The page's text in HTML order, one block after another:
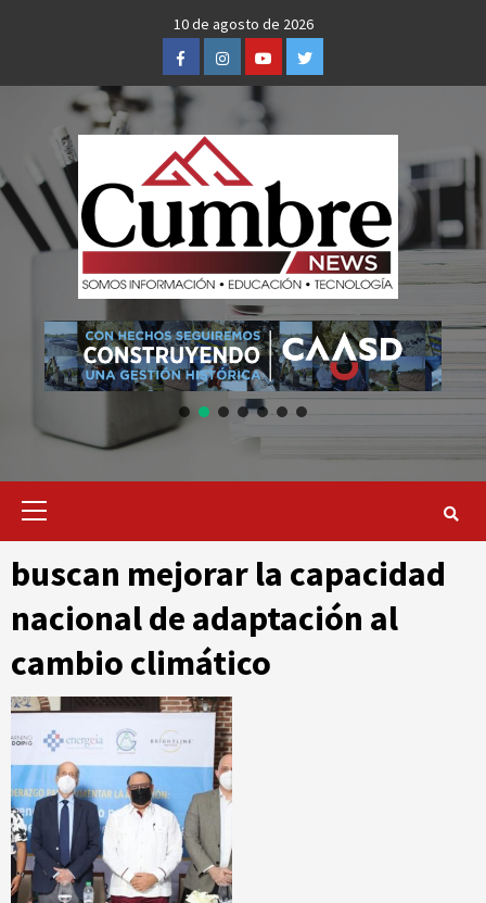
10 de agosto de 2026
FacebookInstagramYoutubeTwitter
Primary
buscan mejorar la capacidad
nacional de adaptación al
cambio climático